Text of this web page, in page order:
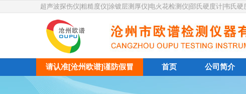
超声波探伤仪|粗糙度仪|涂镀层测厚仪|电火花检测仪|邵氏硬度计|韦氏硬
请认准[沧州欧谱]谨防假冒 首页 公司简介